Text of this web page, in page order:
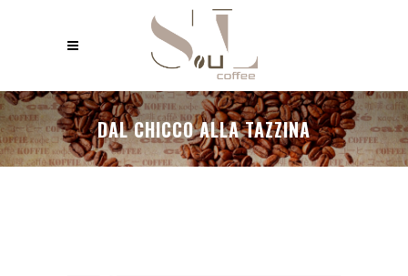
DAL CHICCO ALLA TAZZINA